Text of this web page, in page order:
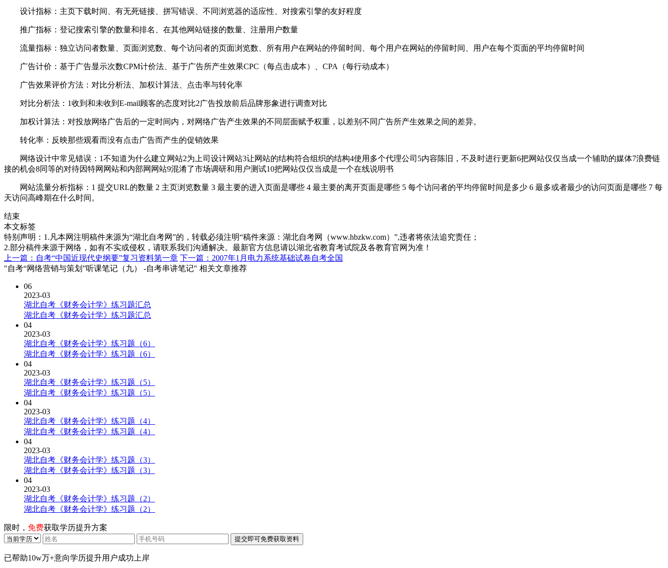
设计指标：主页下载时间、有无死链接、拼写错误、不同浏览器的适应性、对搜索引擎的友好程度
推广指标：登记搜索引擎的数量和排名、在其他网站链接的数量、注册用户数量
流量指标：独立访问者数量、页面浏览数、每个访问者的页面浏览数、所有用户在网站的停留时间、每个用户在网站的停留时间、用户在每个页面的平均停留时间
广告计价：基于广告显示次数CPM计价法、基于广告所产生效果CPC（每点击成本）、CPA（每行动成本）
广告效果评价方法：对比分析法、加权计算法、点击率与转化率
对比分析法：1收到和未收到E-mail顾客的态度对比2广告投放前后品牌形象进行调查对比
加权计算法：对投放网络广告后的一定时间内，对网络广告产生效果的不同层面赋予权重，以差别不同广告所产生效果之间的差异。
转化率：反映那些观看而没有点击广告而产生的促销效果
网络设计中常见错误：1不知道为什么建立网站2为上司设计网站3让网站的结构符合组织的结构4使用多个代理公司5内容陈旧，不及时进行更新6把网站仅仅当成一个辅助的媒体7浪费链
接的机会8同等的对待因特网网站和内部网网站9混淆了市场调研和用户测试10把网站仅仅当成是一个在线说明书
网站流量分析指标：1 提交URL的数量 2 主页浏览数量 3 最主要的进入页面是哪些 4 最主要的离开页面是哪些 5 每个访问者的平均停留时间是多少 6 最多或者最少的访问页面是哪些 7 每
天访问高峰期在什么时间。
结束
本文标签
特别声明：1.凡本网注明稿件来源为“湖北自考网”的，转载必须注明“稿件来源：湖北自考网（www.hbzkw.com）”,违者将依法追究责任；
2.部分稿件来源于网络，如有不实或侵权，请联系我们沟通解决。最新官方信息请以湖北省教育考试院及各教育官网为准！
上一篇：自考“中国近现代史纲要”复习资料第一章 下一篇：2007年1月电力系统基础试卷自考全国
"自考“网络营销与策划”听课笔记（九） -自考串讲笔记" 相关文章推荐
06
2023-03
湖北自考《财务会计学》练习题汇总
湖北自考《财务会计学》练习题汇总
04
2023-03
湖北自考《财务会计学》练习题（6）
湖北自考《财务会计学》练习题（6）
04
2023-03
湖北自考《财务会计学》练习题（5）
湖北自考《财务会计学》练习题（5）
04
2023-03
湖北自考《财务会计学》练习题（4）
湖北自考《财务会计学》练习题（4）
04
2023-03
湖北自考《财务会计学》练习题（3）
湖北自考《财务会计学》练习题（3）
04
2023-03
湖北自考《财务会计学》练习题（2）
湖北自考《财务会计学》练习题（2）
限时， 免费获取学历提升方案
已帮助10w万+意向学历提升用户成功上岸